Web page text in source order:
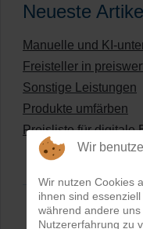
Neueste
Manuelle und KI-
Freisteller in
Sonstige Leistungen
Produkte umfärben
Preisliste für digitale
Wir
Wir nutzen Cookies
ihnen sind
während andere
Nutzererfahrung zu